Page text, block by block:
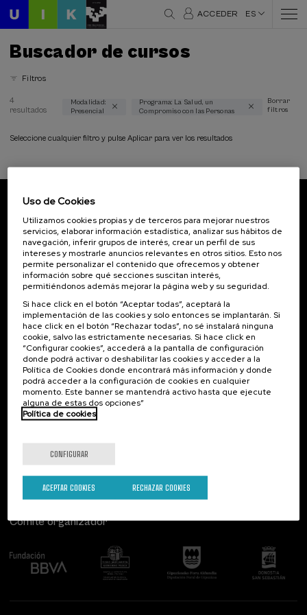
ACCEDER ES
Buscador de cursos
Filtros
Áreas temáticas
Ciencia y Tecnología (1)
Salud (4)
Sociedad (1)
Modalidad
Tipo de actividad
Curso de verano (4)
Programas especiales
La Salud, un Compromiso con las Personas (4)
4
resultados
Modalidad:
Presencial
Programa: La Salud, un
Compromiso con las Personas
Borrar
filtros
Seleccione cualquier filtro y pulse Aplicar para ver los resultados
Inscríbete para ser el primero/a en recibir las
novedades de UIK.
Suscribirse
Contacto
Palacio Miramar
Paseo de Miraconcha, 48
20007 Donostia / San Sebastián
Gipuzkoa, Spain
Contacta con nosotros
De interés...
Actividades anteriores
Comité organizador
Uso de Cookies
Utilizamos cookies propias y de terceros para mejorar nuestros
servicios, elaborar información estadística, analizar sus hábitos de
navegación, inferir grupos de interés, crear un perfil de sus
intereses y mostrarle anuncios relevantes en otros sitios. Esto nos
permite personalizar el contenido que ofrecemos y obtener
información sobre qué secciones suscitan interés,
permitiéndonos además mejorar la página web y su seguridad.
Si hace click en el botón “Aceptar todas”, aceptará la
implementación de las cookies y solo entonces se implantarán. Si
hace click en el botón “Rechazar todas”, no sé instalará ninguna
cookie, salvo las estrictamente necesarias. Si hace click en
“Configurar cookies”, accederá a la pantalla de configuración
donde podrá activar o deshabilitar las cookies y acceder a la
Política de Cookies donde encontrará más información y donde
podrá acceder a la configuración de cookies en cualquier
momento. Este banner se mantendrá activo hasta que ejecute
alguna de estas dos opciones”
Política de cookies
CONFIGURAR
RECHAZAR COOKIES
ACEPTAR COOKIES